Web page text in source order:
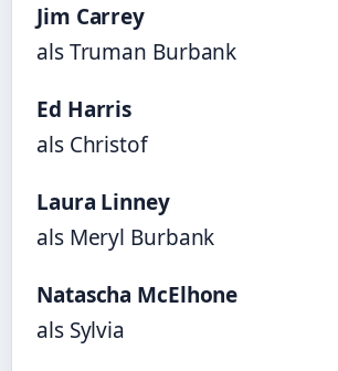
Jim Carrey
als Truman Burbank
Ed Harris
als Christof
Laura Linney
als Meryl Burbank
Natascha McElhone
als Sylvia